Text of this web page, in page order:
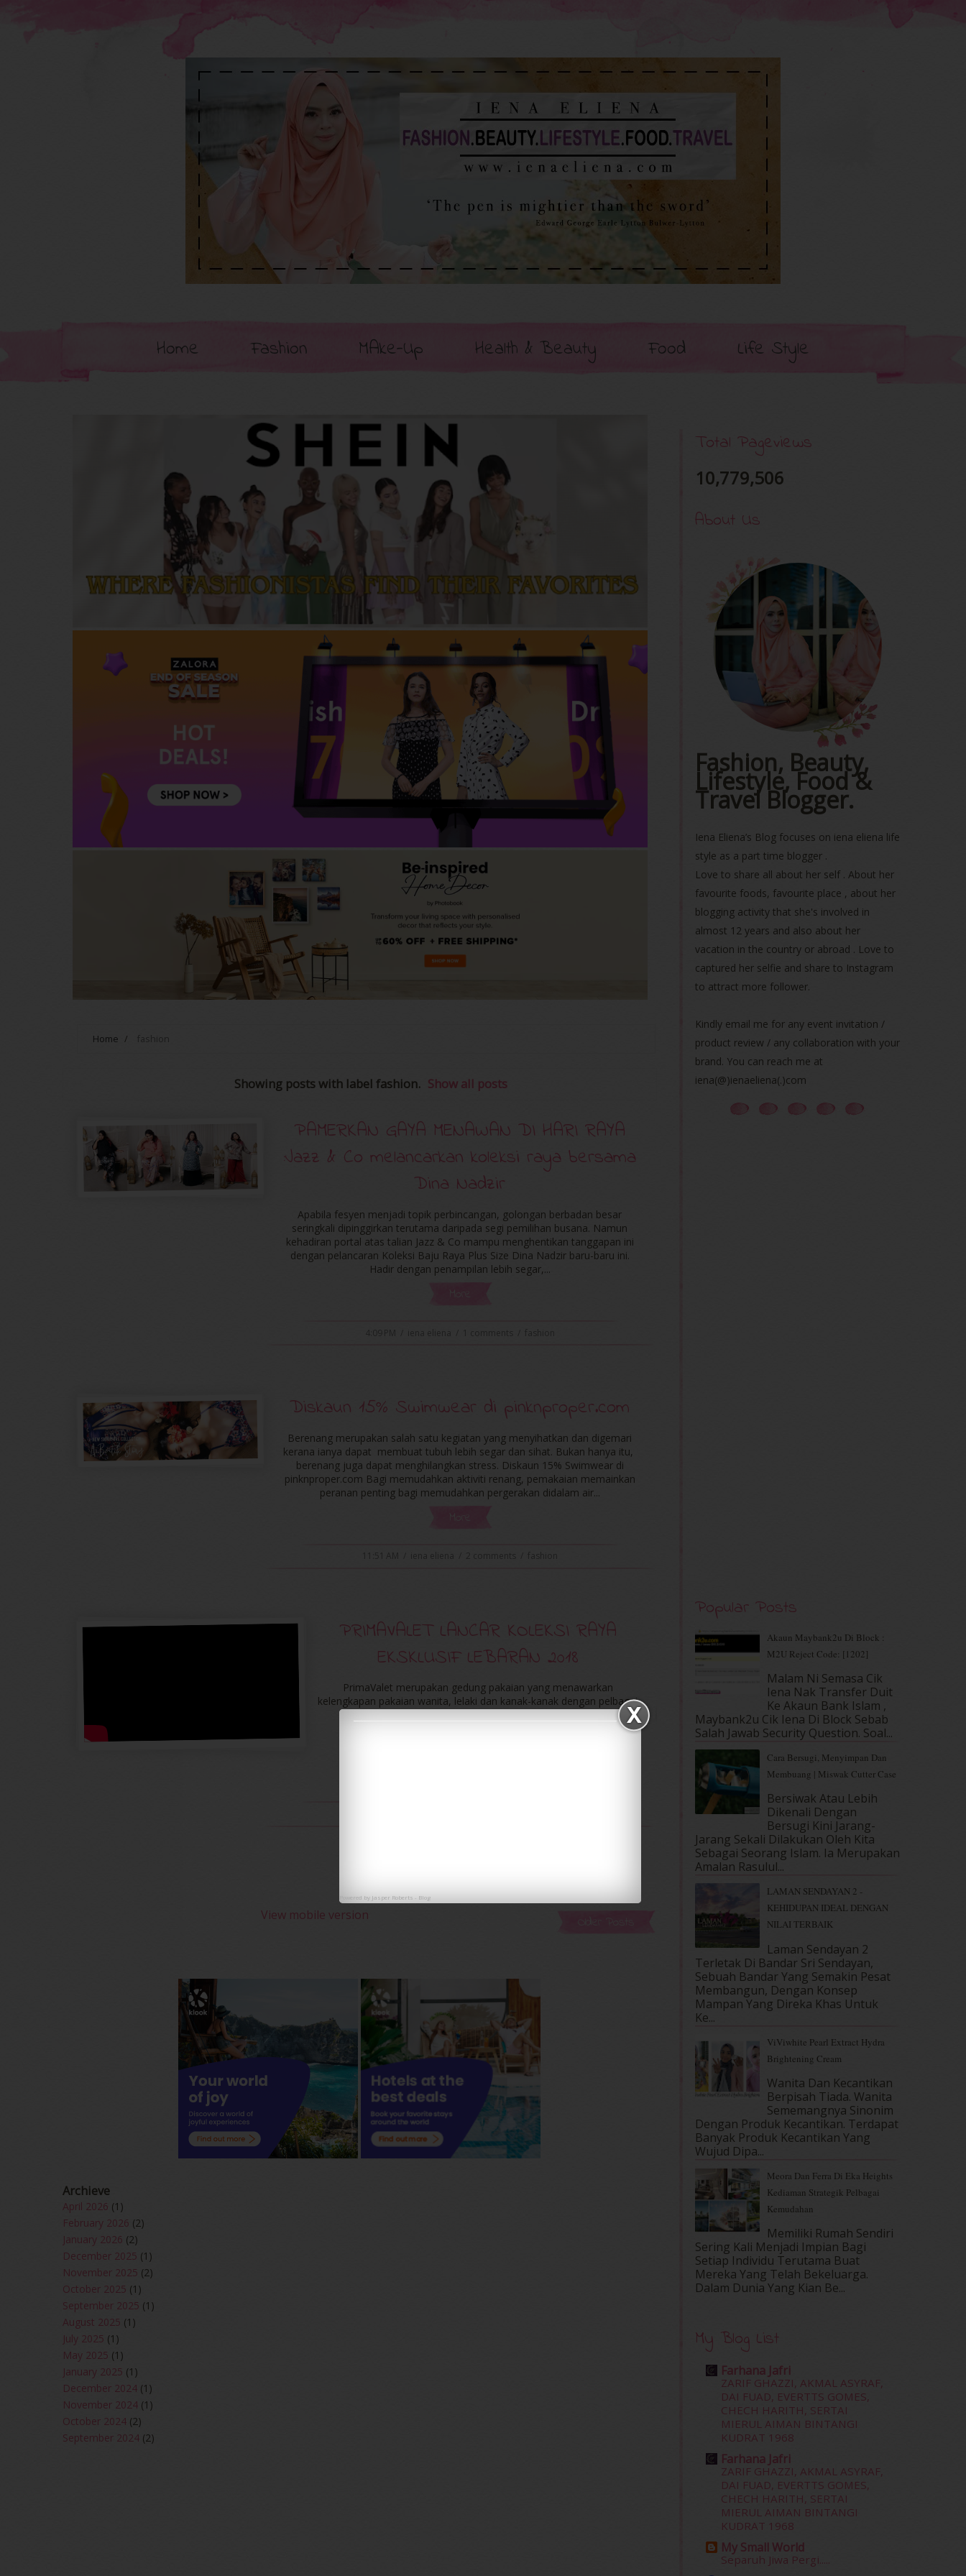
Home Fashion MAke-Up Health & Beauty Food Life Style
Home / fashion
Showing posts with label fashion. Show all posts
PAMERKAN GAYA MENAWAN DI HARI RAYA
:Jazz & Co melancarkan koleksi raya bersama
Dina Nadzir
Apabila fesyen menjadi topik perbincangan, golongan berbadan besar
seringkali dipinggirkan terutama daripada segi pemilihan busana. Namun
kehadiran portal atas talian Jazz & Co mampu menghentikan tanggapan ini
dengan pelancaran Koleksi Baju Raya Plus Size Dina Nadzir baru-baru ini.
Hadir dengan penampilan lebih segar,...
Diskaun 15% Swimwear di pinknproper.com
Berenang merupakan salah satu kegiatan yang menyihatkan dan digemari
kerana ianya dapat membuat tubuh lebih segar dan sihat. Bukan hanya itu,
berenang juga dapat menghilangkan stress. Diskaun 15% Swimwear di
pinknproper.com Bagi memudahkan aktiviti renang, pemakaian memainkan
peranan penting bagi memudahkan pergerakan didalam air...
PRIMAVALET LANCAR KOLEKSI RAYA
EKSKLUSIF LEBARAN 2018
PrimaValet merupakan gedung pakaian yang menawarkan
kelengkapan pakaian wanita, lelaki dan kanak-kanak dengan pelbagai
View mobile version
Powered by Jasper Roberts - Blog
Archieve
April 2026 (1)
February 2026 (2)
January 2026 (2)
December 2025 (1)
November 2025 (2)
October 2025 (1)
September 2025 (1)
August 2025 (1)
July 2025 (1)
May 2025 (1)
January 2025 (1)
December 2024 (1)
November 2024 (1)
October 2024 (2)
September 2024 (2)
Total Pageviews
10,779,506
About Us
Fashion, Beauty,
Lifestyle, Food &
Travel Blogger.
Iena Eliena’s Blog focuses on iena eliena life
style as a part time blogger .
Love to share all about her self . About her
favourite foods, favourite place , about her
blogging activity that she's involved in
almost 12 years and also about her
vacation in the country or abroad . Love to
captured her selfie and share to Instagram
to attract more follower.
Kindly email me for any event invitation /
product review / any collaboration with your
brand. You can reach me at
iena(@)ienaeliena(.)com
Popular Posts
Akaun Maybank2u Di Block :
M2U Reject Code: [1202]
Malam Ni Semasa Cik
Iena Nak Transfer Duit
Ke Akaun Bank Islam ,
Maybank2u Cik Iena Di Block Sebab
Salah Jawab Security Question. Soal...
Cara Bersugi, Menyimpan Dan
Membuang | Miswak Cutter Case
Bersiwak Atau Lebih
Dikenali Dengan
Bersugi Kini Jarang-
Jarang Sekali Dilakukan Oleh Kita
Sebagai Seorang Islam. Ia Merupakan
Amalan Rasulul...
LAMAN SENDAYAN 2 -
KEHIDUPAN IDEAL DENGAN
NILAI TERBAIK
Laman Sendayan 2
Terletak Di Bandar Sri Sendayan,
Sebuah Bandar Yang Semakin Pesat
Membangun, Dengan Konsep
Mampan Yang Direka Khas Untuk
Ke...
ViViwhite Pearl Extract Hydra
Brightening Cream
Wanita Dan Kecantikan
Berpisah Tiada. Wanita
Sememangnya Sinonim
Dengan Produk Kecantikan. Terdapat
Banyak Produk Kecantikan Yang
Wujud Dipa...
Meora Dan Ferra Di Eka Heights
Kediaman Strategik Pelbagai
Kemudahan
Memiliki Rumah Sendiri
Sering Kali Menjadi Impian Bagi
Setiap Individu Terutama Buat
Mereka Yang Telah Bekeluarga.
Dalam‍ Dunia Yang Kian Be...
My Blog List
Farhana Jafri
ZARIF GHAZZI, AKMAL ASYRAF,
DAI FUAD, EVERTTS GOMES,
CHECH HARITH, SERTAI
MIERUL AIMAN BINTANGI
KUDRAT 1968
Farhana Jafri
ZARIF GHAZZI, AKMAL ASYRAF,
DAI FUAD, EVERTTS GOMES,
CHECH HARITH, SERTAI
MIERUL AIMAN BINTANGI
KUDRAT 1968
My Small World
Separuh Jiwa Pergi.....